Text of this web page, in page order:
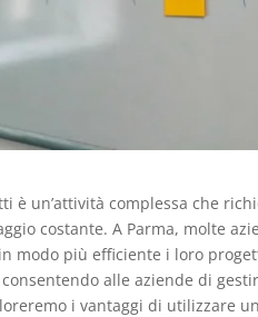
è un’attività complessa che
costante. A Parma, molte
modo più efficiente i loro
alle aziende di
i vantaggi di utilizzare